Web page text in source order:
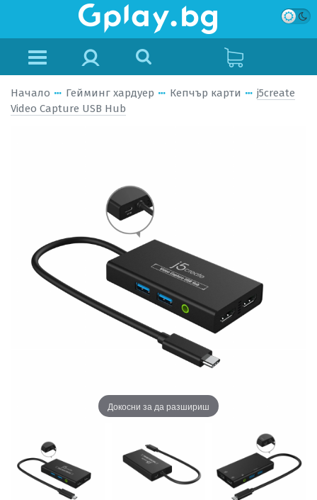
Начало Гейминг хардуер Кепчър карти
j5create
Video Capture USB Hub
Докосни за да разшириш